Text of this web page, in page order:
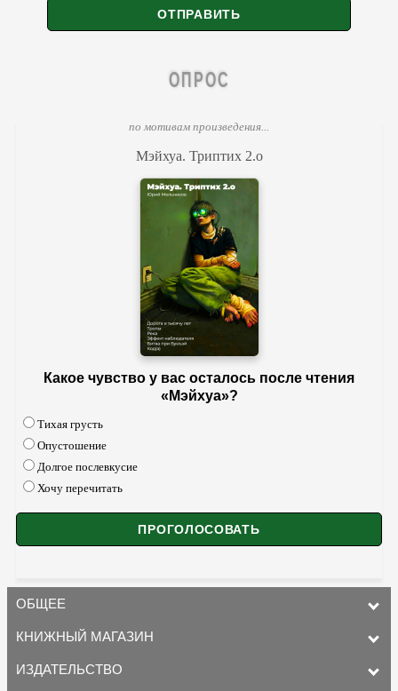
ОПРОС
по мотивам произведения...
Мэйхуа. Триптих 2.o
Какое чувство у вас осталось после чтения
«Мэйхуа»?
Тихая грусть
Опустошение
Долгое послевкусие
Хочу перечитать
ОБЩЕЕ
КНИЖНЫЙ МАГАЗИН
ИЗДАТЕЛЬСТВО